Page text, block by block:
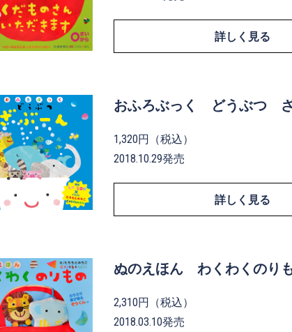
詳しく見る
おふろぶっく どうぶつ
1,320円（税込）
2018.10.29発売
詳しく見る
ぬのえほん わくわくのり
2,310円（税込）
2018.03.10発売